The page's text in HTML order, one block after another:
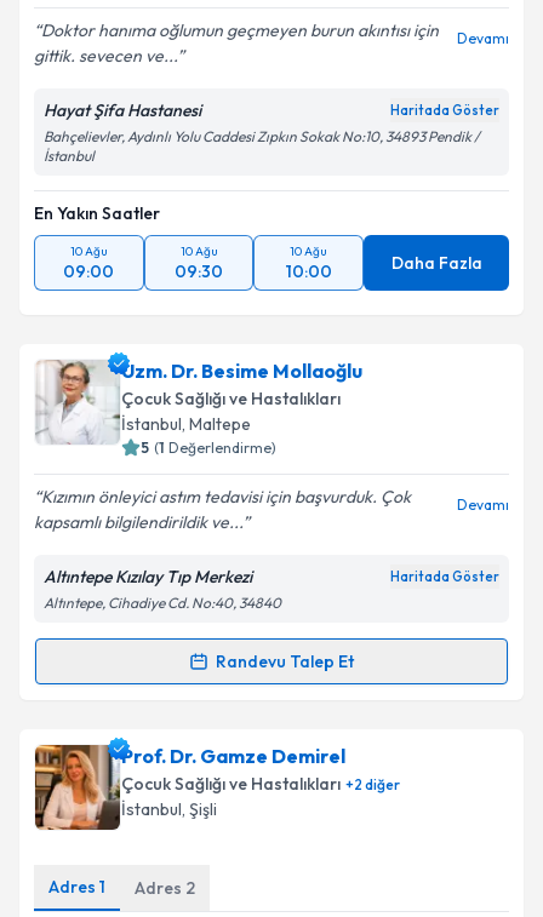
Doktor hanıma oğlumun geçmeyen burun akıntısı için
gittik. sevecen ve...
Devamı
Hayat Şifa Hastanesi Haritada Göster
Bahçelievler, Aydınlı Yolu Caddesi Zıpkın Sokak No:10, 34893 Pendik /
İstanbul
En Yakın Saatler
10 Ağu
09:00
10 Ağu
09:30
10 Ağu
10:00 Daha Fazla
Uzm. Dr. Besime Mollaoğlu
Çocuk Sağlığı ve Hastalıkları
İstanbul, Maltepe
5 (1 Değerlendirme)
Kızımın önleyici astım tedavisi için başvurduk. Çok
kapsamlı bilgilendirildik ve...
Devamı
Altıntepe Kızılay Tıp Merkezi Haritada Göster
Altıntepe, Cihadiye Cd. No:40, 34840
Randevu Talep Et
Randevu Takvimi Talebi
Uzm. Dr. Besime Mollaoğluiçin randevu takvimi
talebi oluşturun. Size bu uzmandan randevu almanız
için bir takvim hazırlandığında e-posta ile
bilgilendireceğiz.
Prof. Dr. Gamze Demirel
Çocuk Sağlığı ve Hastalıkları +2 diğer
İstanbul, Şişli
Adres 1 Adres 2